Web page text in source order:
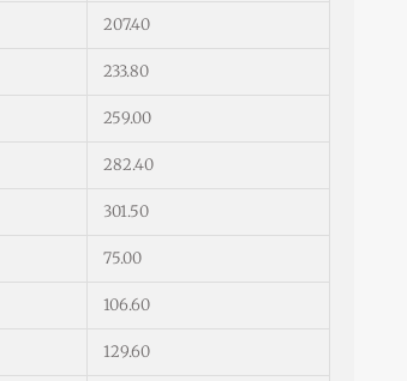
207.40
233.80
259.00
282.40
301.50
75.00
106.60
129.60